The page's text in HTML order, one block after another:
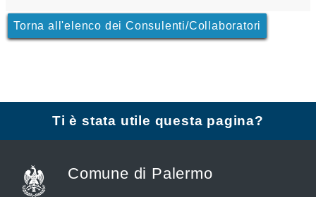
Torna all'elenco dei Consulenti/Collaboratori
Ti è stata utile questa pagina?
Comune di Palermo